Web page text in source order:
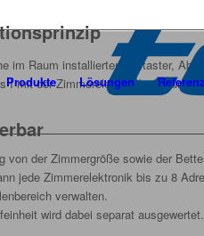
Produkte Lösungen
im Raum installierten Ruftaster,
I mit der Zimmerelektronik verbunden.
von der Zimmergröße sowie der
jede Zimmerelektronik bis zu 8
verwalten.
wird dabei separat ausgewertet.